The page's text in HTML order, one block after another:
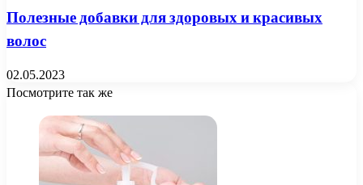
Полезные добавки для здоровых и красивых
волос
02.05.2023
Посмотрите так же